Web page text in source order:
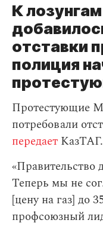
К
отставки
полиция
Протестующие
потребовали
передает КазТАГ.
«Правительство
Теперь мы не
[цену на газ] до
профсоюзный